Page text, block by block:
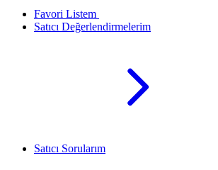
Favori Listem
Satıcı Değerlendirmelerim
Satıcı Sorularım